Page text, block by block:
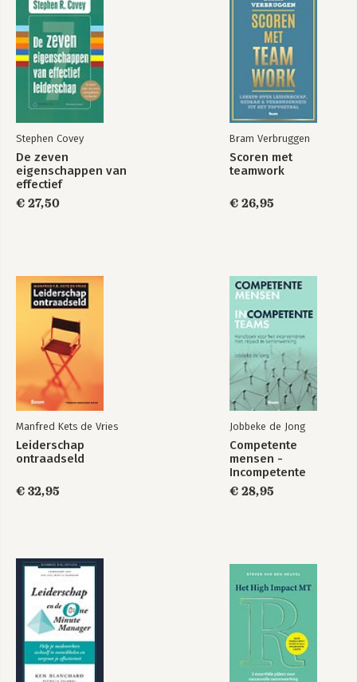
De bestuurder & de
filosoof
Bekijk alle boeken
Stephen Covey
De zeven
eigenschappen van
effectief
leiderschap
€ 27,50
Bram Verbruggen
Scoren met
teamwork
€ 26,95
Manfred Kets de Vries
Leiderschap
ontraadseld
€ 32,95
Jobbeke de Jong
Competente
mensen -
Incompetente
teams
€ 28,95